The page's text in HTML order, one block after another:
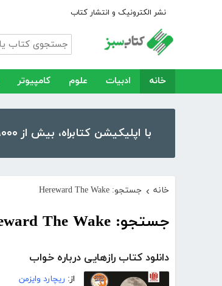
نشر الکترونیک و انتشار کتاب
خانه ادبیات علوم کامپیوتر
با اپلیکیشن کتابراه، بیش از ۵۰،۰۰۰ کتاب، کتاب صوتی و رمان را در موبایل و تبلت خود داشته باشید!
خانه › جستجو: Hereward The Wake
جستجو: Hereward The Wake
دانلود کتاب رازهایی درباره خواب
از: ریچارد وایزمن